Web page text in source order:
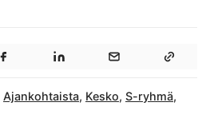
Ajankohtaista, Kesko, S-ryhmä,